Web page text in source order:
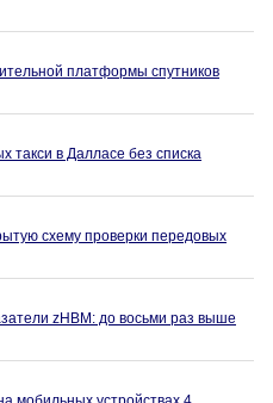
платформы спутников
такси в Далласе без списка
схему проверки передовых
zHBM: до восьми раз выше